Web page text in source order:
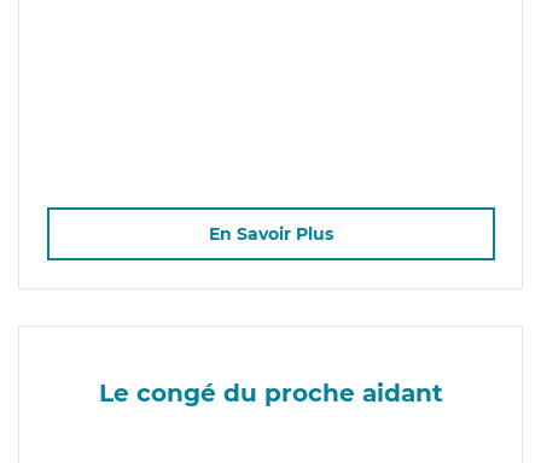
En Savoir Plus
Le congé du proche aidant